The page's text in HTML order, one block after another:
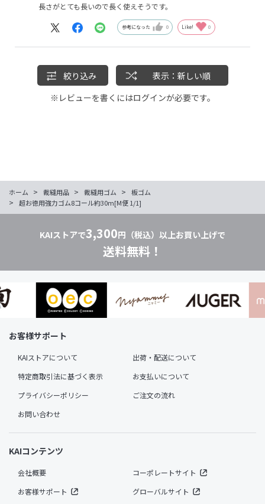
長さがとても長いので長く使えそうです。
参考になった 0 Like! 0
絞り込み
表示：新しい順
※レビューを書くにはログインが必要です。
ホーム > 裁縫用品 > 裁縫用ゴム > 板ゴム
> 超お徳用強力ゴム8コール約30m[M便 1/1]
KAIストアで3,300円（税込）以上お買い上げで
送料無料！
お客様サポート
KAIストアについて
出荷・配送について
特定商取引法に基づく表示
お支払いについて
プライバシーポリシー
ご注文の流れ
お問い合わせ
KAIコンテンツ
会社概要
コーポレートサイト
お客様サポート
グローバルサイト